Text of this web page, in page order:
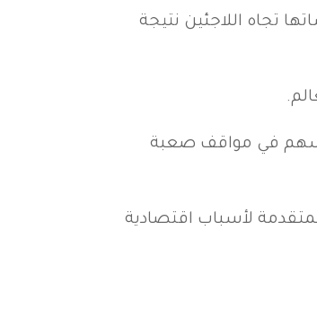
تجاه اللاجئين نتيجة
في مواقف صعبة
لأسباب اقتصادية